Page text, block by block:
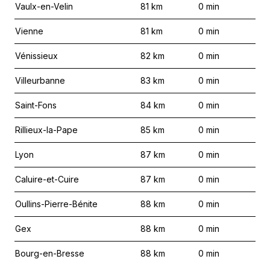
Vaulx-en-Velin 81 km 0 min
Vienne 81 km 0 min
Vénissieux 82 km 0 min
Villeurbanne 83 km 0 min
Saint-Fons 84 km 0 min
Rillieux-la-Pape 85 km 0 min
Lyon 87 km 0 min
Caluire-et-Cuire 87 km 0 min
Oullins-Pierre-Bénite 88 km 0 min
Gex 88 km 0 min
Bourg-en-Bresse 88 km 0 min